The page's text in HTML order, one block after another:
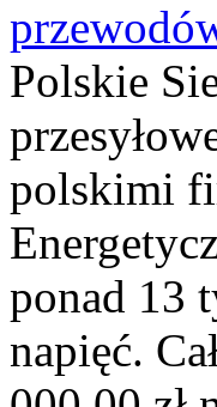
Polskie
polskimi
ponad 13
napięć.